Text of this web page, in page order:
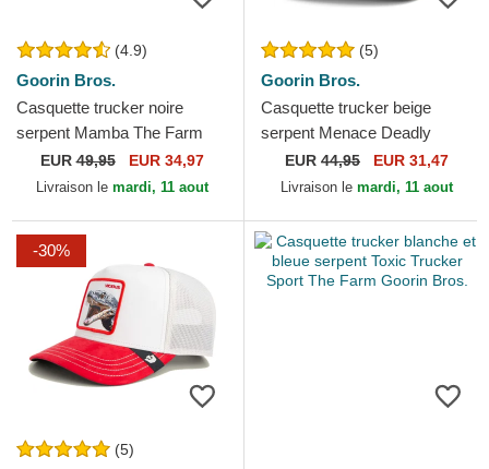
(4.9)
Goorin Bros.
Casquette trucker noire
serpent Mamba The Farm
Premium Goorin Bros.
EUR49,95 EUR 34,97
Livraison le mardi, 11 aout
(5)
Goorin Bros.
Casquette trucker beige
serpent Menace Deadly
Companion Core Canvas
The Farm Goorin Bros.
EUR 44,95 EUR 31,47
Livraison le mardi, 11 aout
-30%
(5)